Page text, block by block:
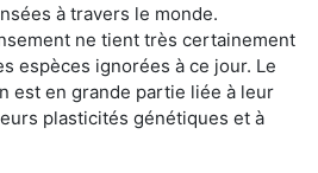
à travers le monde.
ne tient très certainement
espèces ignorées à ce jour. Le
est en grande partie liée à leur
plasticités génétiques et à